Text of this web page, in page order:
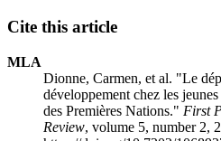
Cite this article
MLA
Dionne, Carmen, et al. "Le
développement chez les
des Premières Nations." First
Review, volume 5, number 2,